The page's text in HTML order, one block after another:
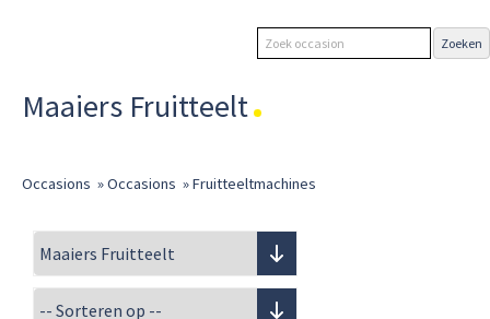
Maaiers Fruitteelt
Occasions »Occasions »Fruitteeltmachines